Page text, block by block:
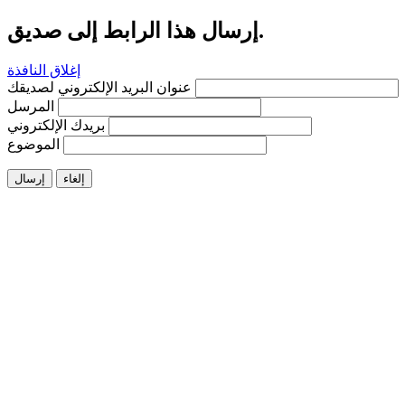
إرسال هذا الرابط إلى صديق.
إغلاق النافذة
عنوان البريد الإلكتروني لصديقك
المرسل
بريدك الإلكتروني
الموضوع
إرسال إلغاء